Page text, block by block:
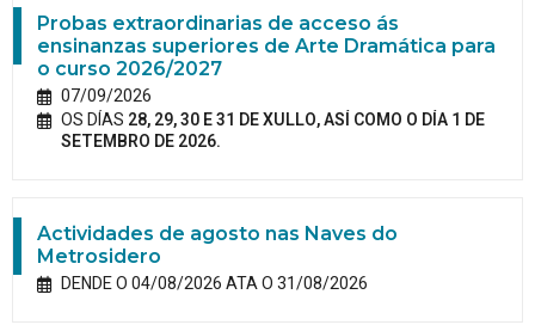
Probas extraordinarias de acceso ás
ensinanzas superiores de Arte Dramática para
o curso 2026/2027
07/09/2026
OS DÍAS 28, 29, 30 E 31 DE XULLO, ASÍ COMO O DÍA 1 DE
SETEMBRO DE 2026.
Actividades de agosto nas Naves do
Metrosidero
DENDE O 04/08/2026 ATA O 31/08/2026